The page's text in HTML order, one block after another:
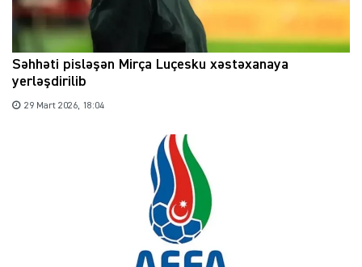
Səhhəti pisləşən Mirça Luçesku xəstəxanaya
yerləşdirilib
29 Mart 2026, 18:04